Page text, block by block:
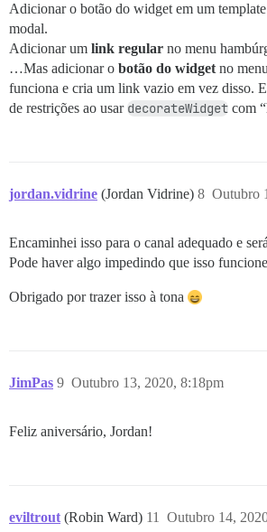
Adicionar o botão do widget em um
modal.
Adicionar um link regular no menu
…Mas adicionar o botão do widget no
funciona e cria um link vazio em vez disso.
de restrições ao usar decorateWidget com
jordan.vidrine (Jordan Vidrine) Outubro
8
Encaminhei isso para o canal adequado e
Pode haver algo impedindo que isso
Obrigado por trazer isso à tona
JimPas Outubro 13, 2020, 8:18pm
9
Feliz aniversário, Jordan!
eviltrout (Robin Ward) Outubro 14,
11